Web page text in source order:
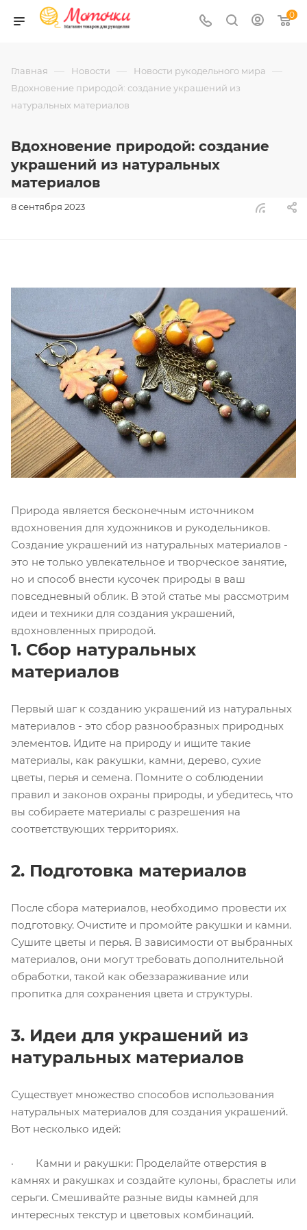
0
Главная — Новости — Новости рукодельного мира —
Вдохновение природой: создание украшений из
натуральных материалов
Вдохновение природой: создание
украшений из натуральных
материалов
8 сентября 2023
Природа является бесконечным источником
вдохновения для художников и рукодельников.
Создание украшений из натуральных материалов -
это не только увлекательное и творческое занятие,
но и способ внести кусочек природы в ваш
повседневный облик. В этой статье мы рассмотрим
идеи и техники для создания украшений,
вдохновленных природой.
1. Сбор натуральных
материалов
Первый шаг к созданию украшений из натуральных
материалов - это сбор разнообразных природных
элементов. Идите на природу и ищите такие
материалы, как ракушки, камни, дерево, сухие
цветы, перья и семена. Помните о соблюдении
правил и законов охраны природы, и убедитесь, что
вы собираете материалы с разрешения на
соответствующих территориях.
2. Подготовка материалов
После сбора материалов, необходимо провести их
подготовку. Очистите и промойте ракушки и камни.
Сушите цветы и перья. В зависимости от выбранных
материалов, они могут требовать дополнительной
обработки, такой как обеззараживание или
пропитка для сохранения цвета и структуры.
3. Идеи для украшений из
натуральных материалов
Существует множество способов использования
натуральных материалов для создания украшений.
Вот несколько идей:
· Камни и ракушки: Проделайте отверстия в
камнях и ракушках и создайте кулоны, браслеты или
серьги. Смешивайте разные виды камней для
интересных текстур и цветовых комбинаций.